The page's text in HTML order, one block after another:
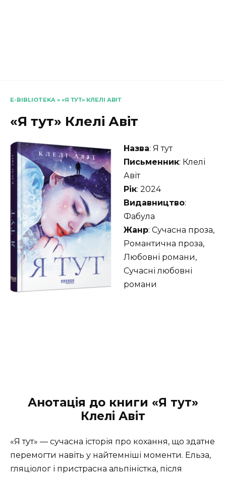
E-BIBLIOTEKA » «Я ТУТ» КЛЕЛІ АВІТ
«Я тут» Клелі Авіт
Назва: Я тут
Письменник: Клелі
Авіт
Рік: 2024
Видавництво:
Фабула
Жанр: Сучасна проза,
Романтична проза,
Любовні романи,
Сучасні любовні
романи
Анотація до книги «Я тут»
Клелі Авіт
«Я тут» — сучасна історія про кохання, що здатне
перемогти навіть у найтемніші моменти. Ельза,
гляціолог і пристрасна альпіністка, після